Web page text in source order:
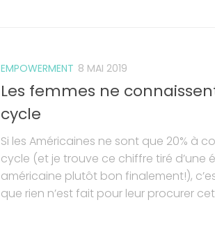
EMPOWERMENT 8 MAI 2019
Les femmes ne
cycle
Si les Américaines ne sont que 20% à
cycle (et je trouve ce chiffre tiré d’une
américaine plutôt bon finalement!),
que rien n’est fait pour leur procurer